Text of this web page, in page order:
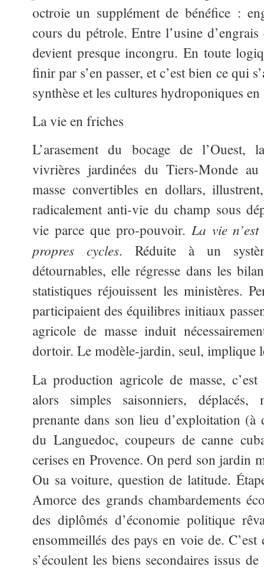
octroie un supplément de bénéfice :
cours du pétrole. Entre l’usine
devient presque incongru. En toute
finir par s’en passer, et c’est bien ce qui
synthèse et les cultures hydroponiques
La vie en friches
L’arasement du bocage de l’Ouest,
vivrières jardinées du Tiers-Monde
masse convertibles en dollars,
radicalement anti-vie du champ sous
vie parce que pro-pouvoir. La vie
propres cycles. Réduite à un
détournables, elle régresse dans les
statistiques réjouissent les ministères.
participaient des équilibres initiaux
agricole de masse induit
dortoir. Le modèle-jardin, seul, implique
La production agricole de masse,
alors simples saisonniers, déplacés,
prenante dans son lieu d’exploitation (à
du Languedoc, coupeurs de canne
cerises en Provence. On perd son jardin
Ou sa voiture, question de latitude.
Amorce des grands chambardements
des diplômés d’économie politique
ensommeillés des pays en voie de.
s’écoulent les biens secondaires issus